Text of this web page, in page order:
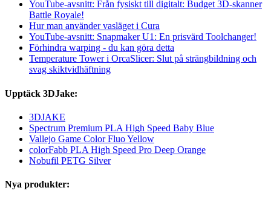
YouTube-avsnitt: Från fysiskt till digitalt: Budget 3D-skanner
Battle Royale!
Hur man använder vasläget i Cura
YouTube-avsnitt: Snapmaker U1: En prisvärd Toolchanger!
Förhindra warping - du kan göra detta
Temperature Tower i OrcaSlicer: Slut på strängbildning och
svag skiktvidhäftning
Upptäck 3DJake:
3DJAKE
Spectrum Premium PLA High Speed Baby Blue
Vallejo Game Color Fluo Yellow
colorFabb PLA High Speed Pro Deep Orange
Nobufil PETG Silver
Nya produkter: